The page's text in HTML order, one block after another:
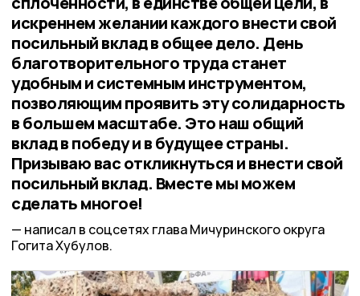
искреннем желании каждого внести свой
посильный вклад в общее дело. День
благотворительного труда станет
удобным и системным инструментом,
позволяющим проявить эту солидарность
в большем масштабе. Это наш общий
вклад в победу и в будущее страны.
Призываю вас откликнуться и внести свой
посильный вклад. Вместе мы можем
сделать многое!
написал в соцсетях глава Мичуринского округа
Гогита Хубулов.